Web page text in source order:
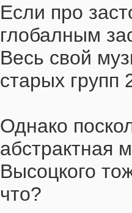
Если про
глобалным
Весь свой
старых групп
Однако
абстрактная
Высоцкого
что?